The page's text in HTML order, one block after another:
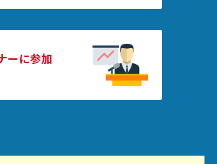
ーに参加